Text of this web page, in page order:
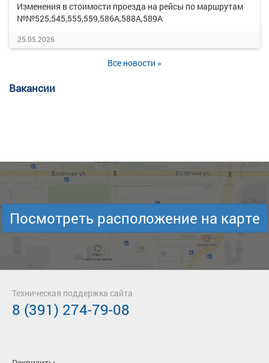
Изменения в стоимости проезда на рейсы по маршрутам
№№525,545,555,559,586А,588А,589А
25.05.2026
Все новости »
Вакансии
Посмотреть расположение на карте
Техническая поддержка сайта
8 (391) 274-79-08